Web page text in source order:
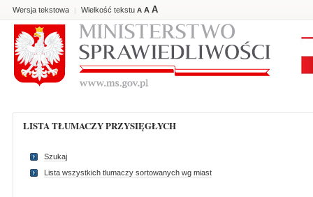
Wersja tekstowa | Wielkość tekstu A A A
LISTA TŁUMACZY PRZYSIĘGŁYCH
Szukaj
Lista wszystkich tlumaczy sortowanych wg miast